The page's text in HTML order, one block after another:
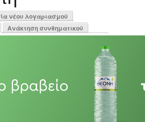
καρτέλες
νέου λογαριασμού
Ανάκτηση συνθηματικού